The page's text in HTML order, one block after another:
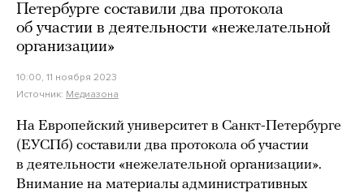
Петербурге составили два протокола
об участии в деятельности «нежелательной
организации»
10:00, 11 ноября 2023
Источник: Медиазона
На Европейский университет в Санкт-Петербурге
(ЕУСПб) составили два протокола об участии
в деятельности «нежелательной организации».
Внимание на материалы административных